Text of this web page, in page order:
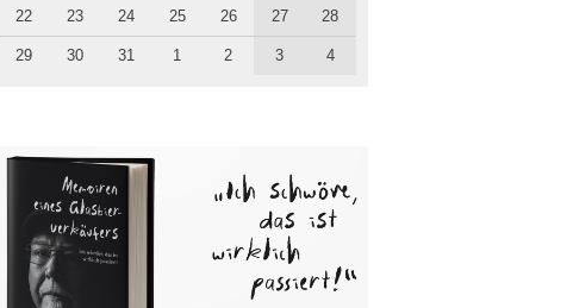
22 23 24 25 26 27 28
29 30 31 1 2 3 4